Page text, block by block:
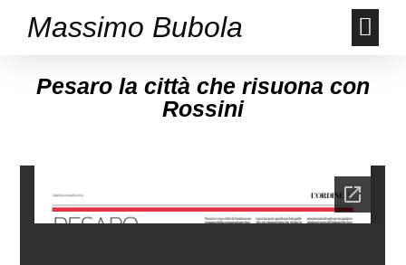
Massimo Bubola
Pesaro la città che risuona con
Rossini